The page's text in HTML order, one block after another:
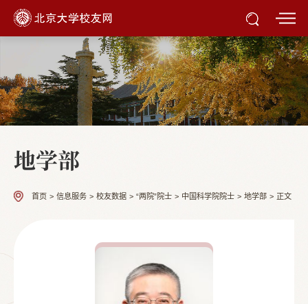
地学部
首页 > 信息服务 > 校友数据 > “两院”院士 > 中国科学院院士 > 地学部 > 正文